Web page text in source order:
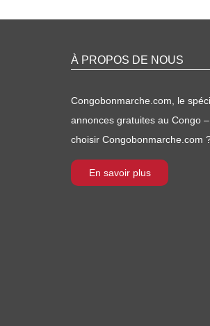
À PROPOS DE NOUS
Congobonmarche.com, le
annonces gratuites au Congo
choisir Congobonmarche.com
En savoir plus